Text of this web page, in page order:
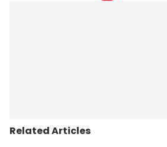
Related Articles